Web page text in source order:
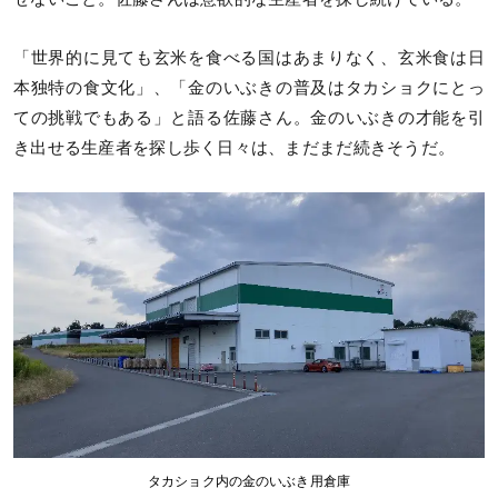
「世界的に見ても玄米を食べる国はあまりなく、玄米食は日
本独特の食文化」、「金のいぶきの普及はタカショクにとっ
ての挑戦でもある」と語る佐藤さん。金のいぶきの才能を引
き出せる生産者を探し歩く日々は、まだまだ続きそうだ。
タカショク内の金のいぶき用倉庫